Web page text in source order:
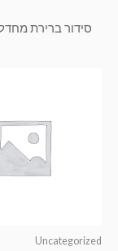
Uncategorized